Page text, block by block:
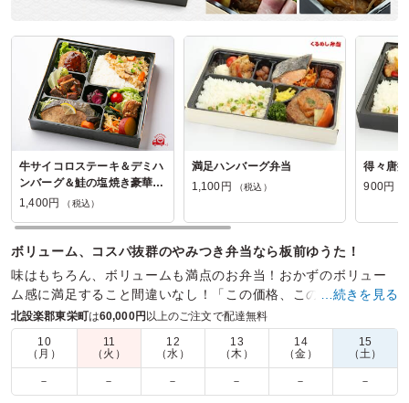
牛サイコロステーキ＆デミハ
ンバーグ＆鮭の塩焼き豪華弁
当
1,400円 （税込）
満足ハンバーグ弁当
1,100円
（税込）
得々唐
900円
ボリューム、コスパ抜群のやみつき弁当なら板前ゆうた！
味はもちろん、ボリュームも満点のお弁当！おかずのボリュー
ム感に満足すること間違いなし！「この価格、この容器でこの
内容！？」と驚愕の声多数。800円～1300円 23商品
商品数： 締切日時： 1日前12:00 価格帯：
900円～1,400円
配達時間：
8:00～19:00
…続きを見る
北設楽郡東栄町は60,000円 以上のご注文で配達無料
10
（月）
11
（火）
12
（水）
13
（木）
14
（金）
15
（土）
－ － － － － －